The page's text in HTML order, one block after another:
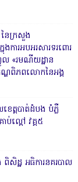
នៃក្រសួង
ការអបអរសារទរពោរ
ល «រមណីយដ្ឋាន
ណ្ឌពិភពលោកនៃអង្គ
េត្តបាត់ដំបង បំភ្លឺ
ប់ល្ពៅ វគ្គ៥
ពិសិដ្ឋ អធិការនគរបាល